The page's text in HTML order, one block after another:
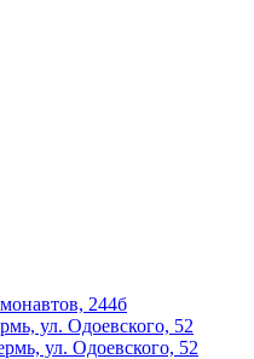
244б
ул. Одоевского, 52
ул. Одоевского, 52